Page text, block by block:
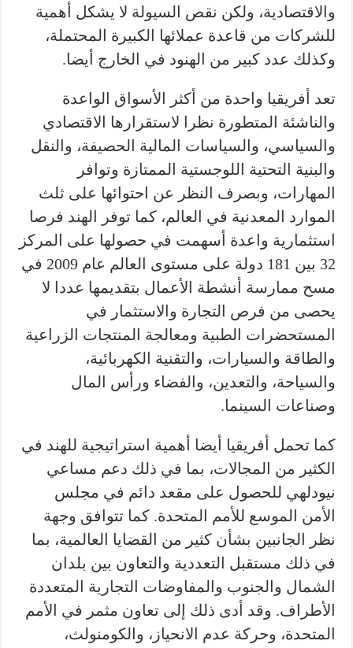
والاقتصادية، ولكن نقص السيولة لا يشكل أهمية
للشركات من قاعدة عملائها الكبيرة المحتملة،
وكذلك عدد كبير من الهنود في الخارج أيضا.
تعد أفريقيا واحدة من أكثر الأسواق الواعدة
والناشئة المتطورة نظرا لاستقرارها الاقتصادي
والسياسي، والسياسات المالية الحصيفة، والنقل
والبنية التحتية اللوجستية الممتازة وتوافر
المهارات، وبصرف النظر عن احتوائها على ثلث
الموارد المعدنية في العالم، كما توفر الهند فرصا
استثمارية واعدة أسهمت في حصولها على المركز
32 بين 181 دولة على مستوى العالم عام 2009 في
مسح ممارسة أنشطة الأعمال بتقديمها عددا لا
يحصى من فرص التجارة والاستثمار في
المستحضرات الطبية ومعالجة المنتجات الزراعية
والطاقة والسيارات، والتقنية الكهربائية،
والسياحة، والتعدين، والفضاء ورأس المال
وصناعات السينما.
كما تحمل أفريقيا أيضا أهمية استراتيجية للهند في
الكثير من المجالات، بما في ذلك دعم مساعي
نيودلهي للحصول على مقعد دائم في مجلس
الأمن الموسع للأمم المتحدة. كما تتوافق وجهة
نظر الجانبين بشأن كثير من القضايا العالمية، بما
في ذلك مستقبل التعددية والتعاون بين بلدان
الشمال والجنوب والمفاوضات التجارية المتعددة
الأطراف. وقد أدى ذلك إلى تعاون مثمر في الأمم
المتحدة، وحركة عدم الانحياز، والكومنولث،